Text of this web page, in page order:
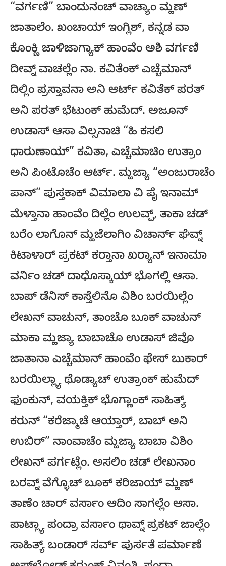
“ವರ್ಗಣಿ” ಬಾಂದುನಂಚ್ ವಾಚ್ಯಾಂ ಮ್ಹಣ್
ಜಾತಾಲೆಂ. ಖಂಚಾಯ್ ಇಂಗ್ಲಿಶ್, ಕನ್ನಡ ವಾ
ಕೊಂಕ್ಣಿ ಜಾಳಿಜಾಗ್ಯಾಕ್ ಹಾಂವೆಂ ಅಶಿ ವರ್ಗಣಿ
ದೀವ್ನ್ ವಾಚಲ್ಲೆಂ ನಾ. ಕವಿತೆಂಕ್ ಎಚ್ಚೆಮಾನ್
ದಿಲ್ಲಿಂ ಪ್ರಸ್ತಾವನಾ ಅನಿ ಆರ್ಟ್ ಕವಿತೆಕ್ ಪರತ್
ಅನಿ ಪರತ್ ಭೆಟುಂಕ್ ಹುಮೆದ್. ಅಜೂನ್
ಉಡಾಸ್ ಆಸಾ ವಿಲ್ಸನಾಚಿ “ಹಿ ಕಸಲಿ
ಧಾರುಣಾಯ್” ಕವಿತಾ, ಎಚ್ಚೆಮಾಚಿಂ ಉತ್ರಾಂ
ಅನಿ ಪಿಂಟೊಚೆಂ ಆರ್ಟ್. ಮ್ಹಜ್ಯಾ “ಅಂಜುರಾಚೆಂ
ಪಾನ್” ಪುಸ್ತಕಾಕ್ ವಿಮಾಲಾ ವಿ ಪೈ ಇನಾಮ್
ಮೆಳ್ತಾನಾ ಹಾಂವೆಂ ದಿಲ್ಲೆಂ ಉಲವ್ಪ್, ತಾಕಾ ಚಡ್
ಬರೆಂ ಲಾಗೊನ್ ಮ್ಹಜೆಲಾಗಿಂ ವಿಚಾರ್ನ್ ಘೆವ್ನ್
ಕಿಟಾಳಾರ್ ಪ್ರಕಟ್ ಕರ್‍ತಾನಾ ಖರ್‍ಯಾನ್ ಇನಾಮಾ
ವರ್ನಿಂ ಚಡ್ ದಾಧೊಸ್ಕಾಯ್ ಭೊಗಲ್ಲಿ ಆಸಾ.
ಬಾಪ್ ಡೆನಿಸ್ ಕಾಸ್ತೆಲಿನೊ ವಿಶಿಂ ಬರಯಿಲ್ಲೆಂ
ಲೇಖನ್ ವಾಚುನ್, ತಾಂಚೊ ಬೂಕ್ ವಾಚುನ್
ಮಾಕಾ ಮ್ಹಜ್ಯಾ ಬಾಬಾಚೊ ಉಡಾಸ್ ಜಿವೊ
ಜಾತಾನಾ ಎಚ್ಚೆಮಾನ್ ಹಾಂವೆಂ ಫೇಸ್ ಬುಕಾರ್
ಬರಯಿಲ್ಲ್ಯಾ ಥೊಡ್ಯಾಚ್ ಉತ್ರಾಂಕ್ ಹುಮೆದ್
ಫುಂಕುನ್, ವಯಕ್ತಿಕ್ ಭೊಗ್ಣಾಂಕ್ ಸಾಹಿತ್ಯ್
ಕರುನ್ “ಕರೆಜ್ಮಾಚೆ ಆಯ್ತಾರ್, ಬಾಬ್ ಅನಿ
ಉಬಿರ್” ನಾಂವಾಚೆಂ ಮ್ಹಜ್ಯಾ ಬಾಬಾ ವಿಶಿಂ
ಲೇಖನ್ ಪರ್ಗಟ್ಲೆಂ. ಅಸಲಿಂ ಚಡ್ ಲೇಖನಾಂ
ಬರವ್ನ್ ವೆಗ್ಳೊಚ್ ಬೂಕ್ ಕರಿಜಾಯ್ ಮ್ಹಣ್
ತಾಣೆಂ ಚಾರ್ ವರ್ಸಾಂ ಆದಿಂ ಸಾಗಲ್ಲೆಂ ಆಸಾ.
ಪಾಟ್ಲ್ಯಾ ಪಂದ್ರಾ ವರ್ಸಾಂ ಥಾವ್ನ್ ಪ್ರಕಟ್ ಜಾಲ್ಲೆಂ
ಸಾಹಿತ್ಯ್ ಬಂಡಾರ್ ಸರ್ವ್ ಪುರ್ಸತೆ ಪರ್ಮಾಣೆ